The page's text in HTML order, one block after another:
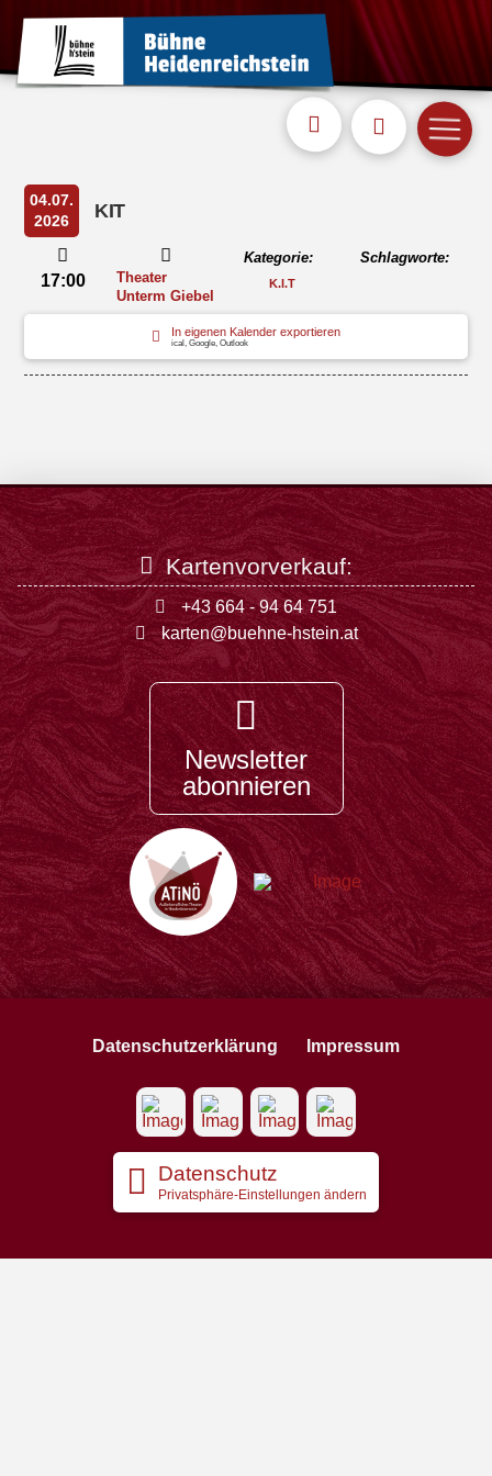
04.07.
2026
KIT
17:00
Theater
Unterm Giebel
Kategorie:
K.I.T
Schlagworte:
In eigenen Kalender exportieren
ical, Google, Outlook
Kartenvorverkauf:
+43 664 - 94 64 751
karten@buehne-hstein.at
Newsletter
abonnieren
Datenschutzerklärung Impressum
Datenschutz
Privatsphäre-Einstellungen ändern